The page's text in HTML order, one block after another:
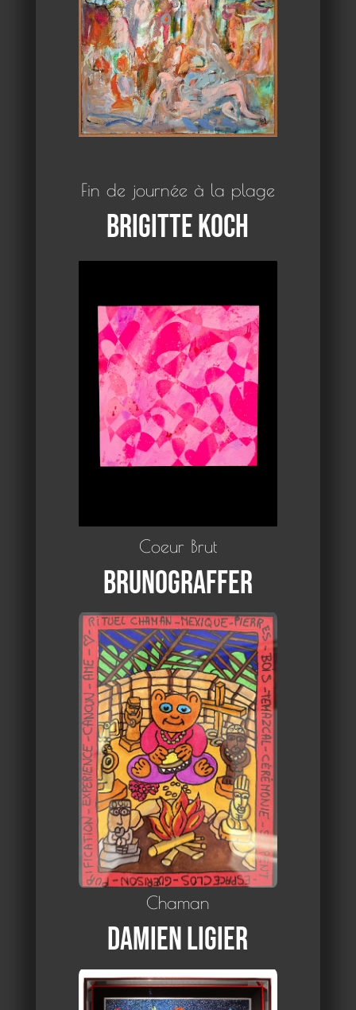
Fin de journée à la plage
Brigitte Koch
Coeur Brut
Brunograffer
Chaman
Damien Ligier